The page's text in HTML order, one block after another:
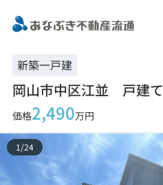
新築一戸建
岡山市中区江並 戸建て
価格2,490万円
1 /24